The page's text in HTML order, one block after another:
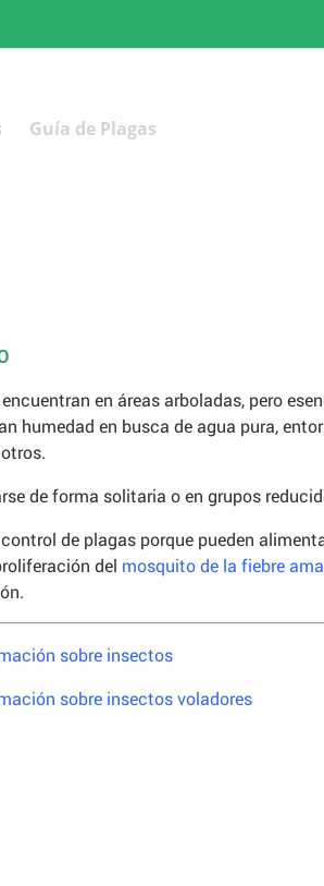
Guía de Plagas
en áreas arboladas, pero
humedad en busca de agua pura,
de forma solitaria o en grupos
de plagas porque pueden
del mosquito de la fiebre
sobre insectos
sobre insectos voladores